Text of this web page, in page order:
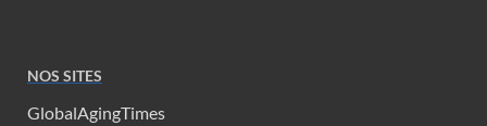
NOS SITES
GlobalAgingTimes